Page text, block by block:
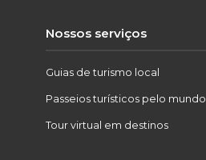
Nossos serviços
Guias de turismo local
Passeios turísticos pelo mundo
Tour virtual em destinos